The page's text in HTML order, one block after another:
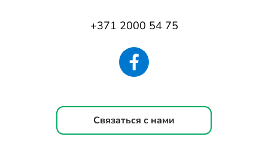
+371 2000 54 75
Связаться с нами